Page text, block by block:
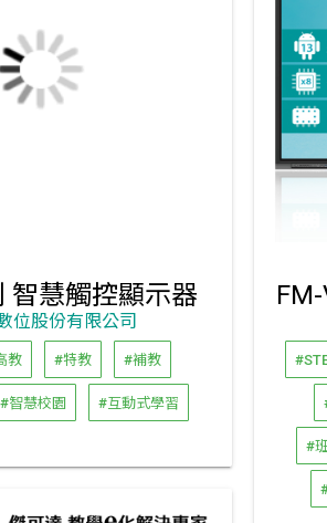
智慧觸控顯示器
位股份有限公司
教 #特教 #補教
#智慧校園 #互動式學習
#